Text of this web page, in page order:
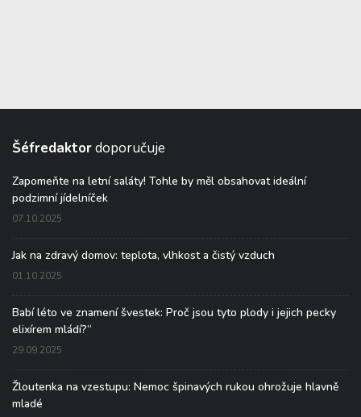
Šéfredaktordoporučuje
Zapomeňte na letní saláty! Tohle by měl obsahovat ideální
podzimní jídelníček
07.10.2025
Jak na zdravý domov: teplota, vlhkost a čistý vzduch
01.10.2025
Babí léto ve znamení švestek: Proč jsou tyto plody i jejich pecky
elixírem mládí?“
29.09.2025
Žloutenka na vzestupu: Nemoc špinavých rukou ohrožuje hlavně
mladé